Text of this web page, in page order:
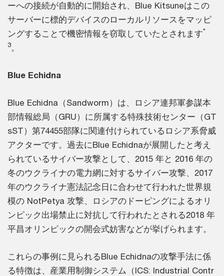
ーへの接続が自動的に開始され、Blue Kitsuneはこの
サーバーに標的デバイスのローカルリソースをマッピ
ングすることで機密情報を窃取していたとされます*
3。
Blue Echidna
Blue Echidna（Sandworm）は、ロシア連邦軍参謀本
部情報総局（GRU）に所属する特殊技術センター（GT
sST）第74455部隊に関連付けられているロシア系脅威
アクターです。過去にBlue Echidnaが展開したと考え
られているサイバー攻撃として、2015 年と 2016 年の
冬のウクライナの電力網に対するサイバー攻撃、2017
年のウクライナ憲法記念日に合わせて行われた世界規
模の NotPetya 攻撃、ロシアのドーピングによるオリ
ンピック出場禁止に対抗して行われたとされる2018 年
平昌オリンピックの開会式妨害などが挙げられます。
これらの事例に見られるBlue Echidnaの攻撃手法に係
る特徴は、産業用制御システム（ICS: Industrial Contr